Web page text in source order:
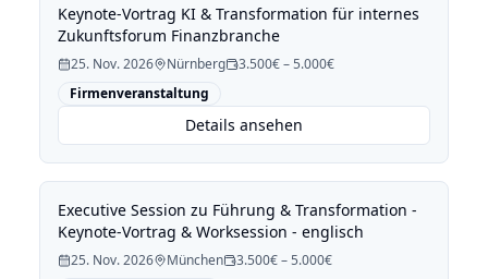
Keynote-Vortrag KI & Transformation für internes
Zukunftsforum Finanzbranche
25. Nov. 2026 Nürnberg
3.500€ – 5.000€
Firmenveranstaltung
Details ansehen
Executive Session zu Führung & Transformation -
Keynote-Vortrag & Worksession - englisch
25. Nov. 2026 München
3.500€ – 5.000€